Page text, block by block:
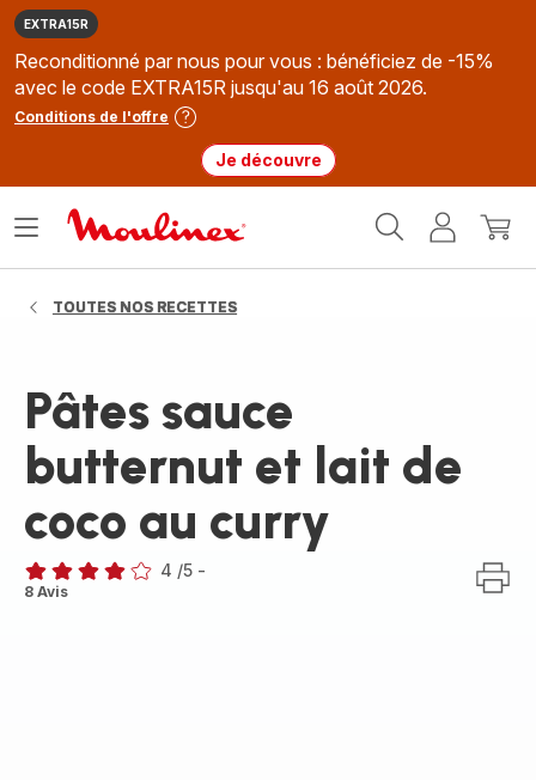
EXTRA15R
Reconditionné par nous pour vous : bénéficiez de -15%
avec le code EXTRA15R jusqu'au 16 août 2026.
Conditions de l'offre
Je découvre
MonMon
Ouvrir
TOUTES NOS RECETTES
Pâtes sauce
butternut et lait de
coco au curry
Avis
4 /5 -
8 Avis